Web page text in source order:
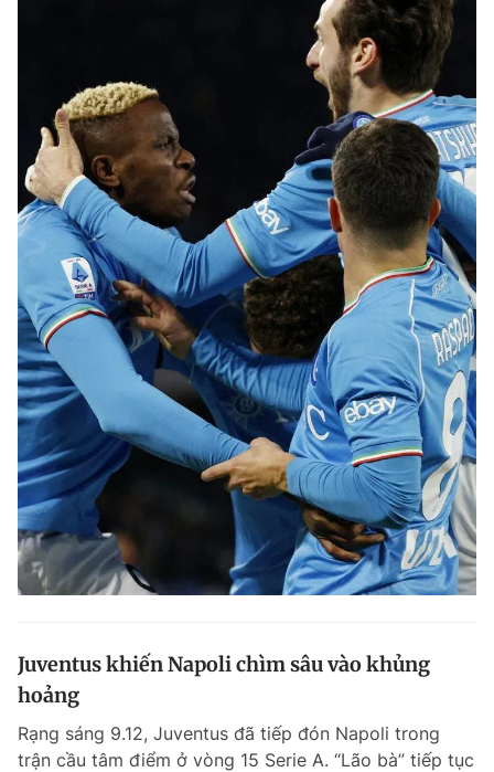
Juventus khiến Napoli chìm sâu vào khủng
hoảng
Rạng sáng 9.12, Juventus đã tiếp đón Napoli trong
trận cầu tâm điểm ở vòng 15 Serie A. “Lão bà” tiếp tục